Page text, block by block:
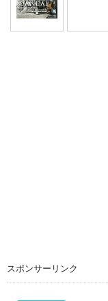
スポンサーリンク